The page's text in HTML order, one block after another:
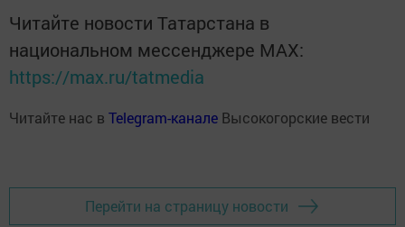
Читайте новости Татарстана в
национальном мессенджере MАХ:
https://max.ru/tatmedia
Читайте нас в Telegram-канале Высокогорские вести
Перейти на страницу новости